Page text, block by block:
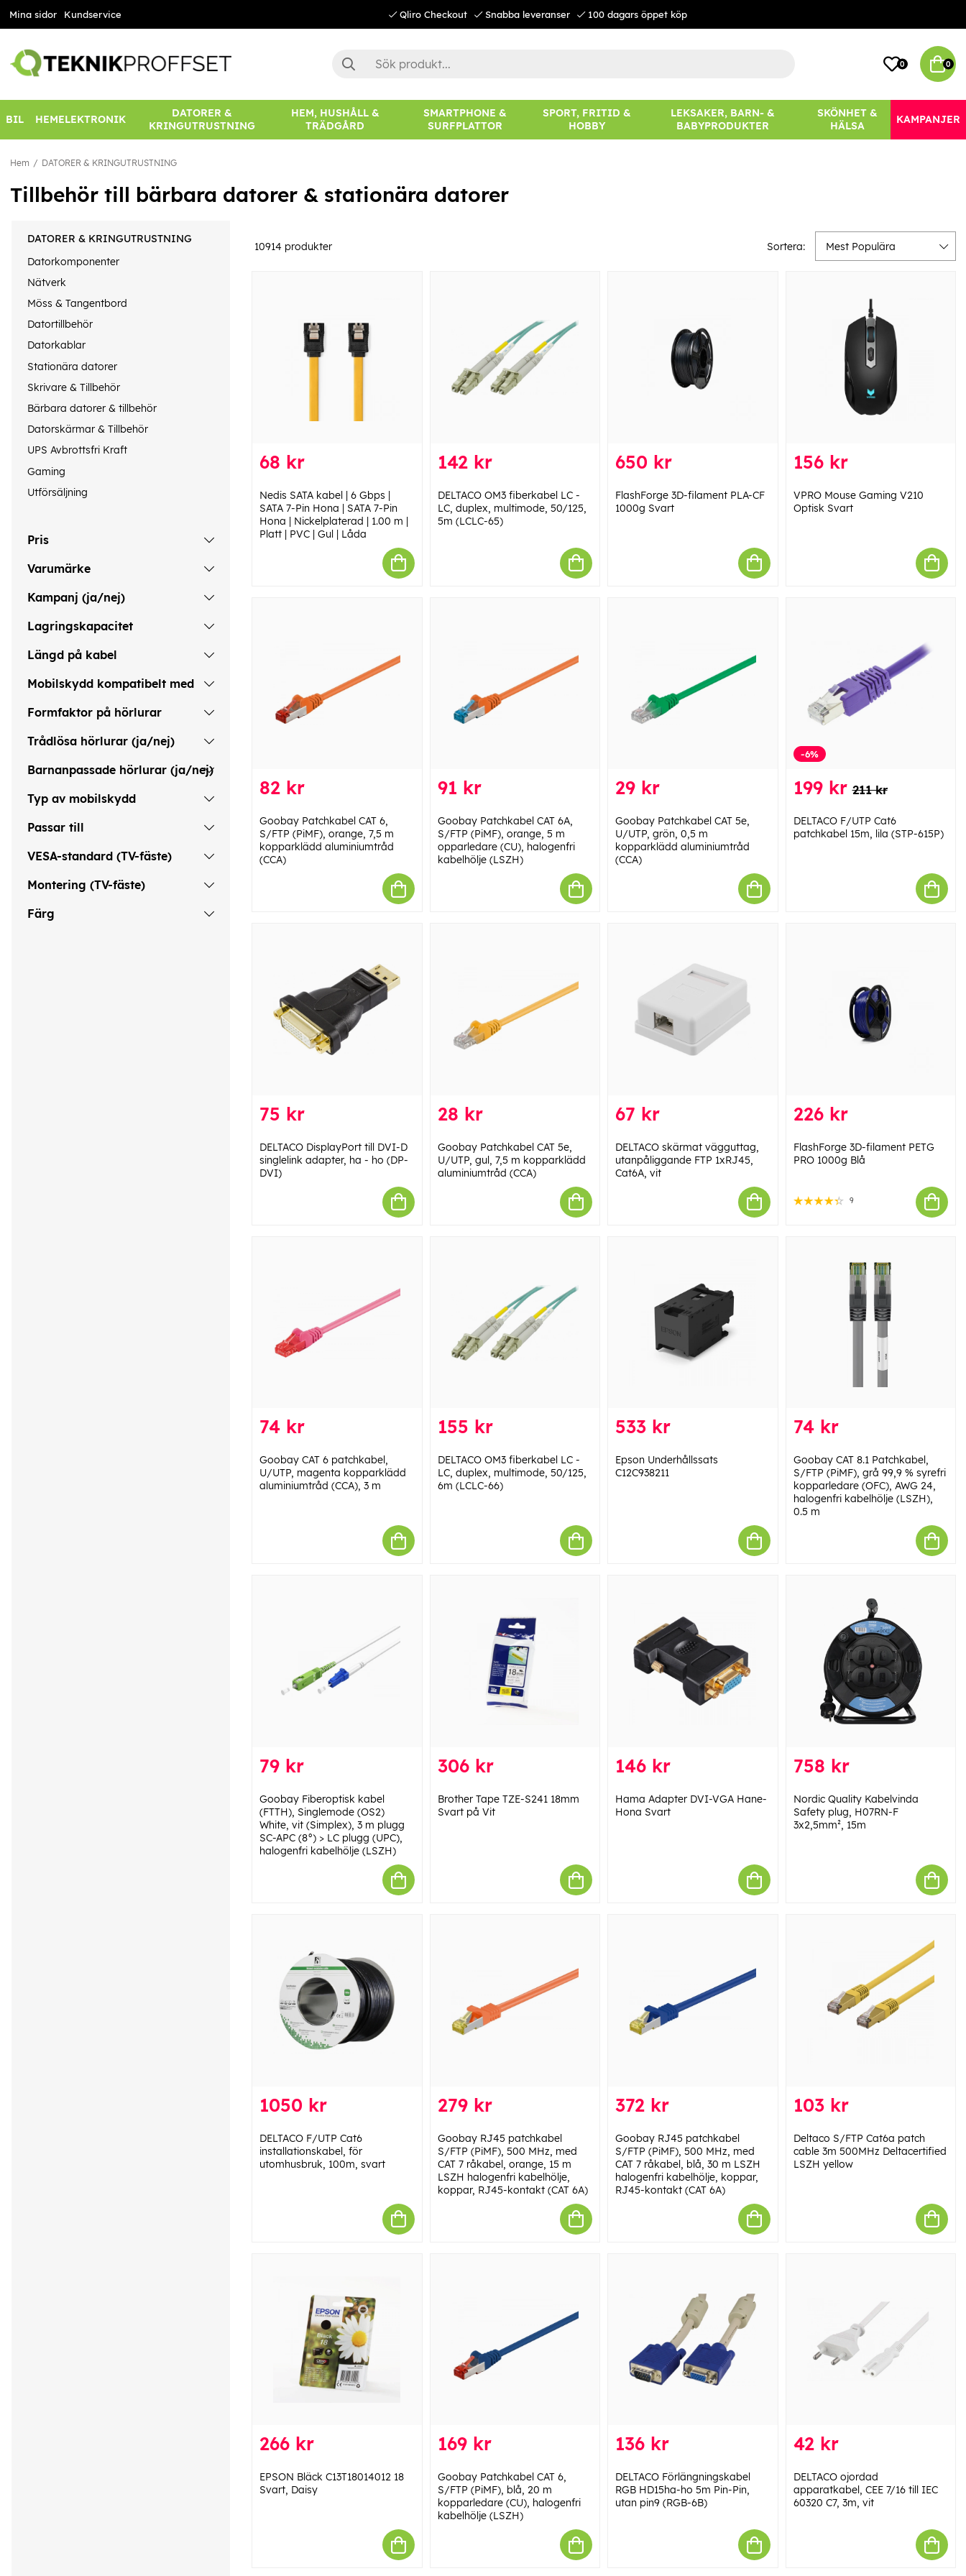
Mina sidor Kundservice Qliro Checkout Snabba leveranser 100 dagars öppet köp
0 0
BIL HEMELEKTRONIK
DATORER &
KRINGUTRUSTNING
HEM, HUSHÅLL &
TRÄDGÅRD
SMARTPHONE &
SURFPLATTOR
SPORT, FRITID &
HOBBY
LEKSAKER, BARN- &
BABYPRODUKTER
SKÖNHET &
HÄLSA
KAMPANJER
Hem DATORER & KRINGUTRUSTNING
Tillbehör till bärbara datorer & stationära datorer
DATORER & KRINGUTRUSTNING
Datorkomponenter
Nätverk
Möss & Tangentbord
Datortillbehör
Datorkablar
Stationära datorer
Skrivare & Tillbehör
Bärbara datorer & tillbehör
Datorskärmar & Tillbehör
UPS Avbrottsfri Kraft
Gaming
Utförsäljning
Pris
Varumärke
Kampanj (ja/nej)
Lagringskapacitet
Längd på kabel
Mobilskydd kompatibelt med
Formfaktor på hörlurar
Trådlösa hörlurar (ja/nej)
Barnanpassade hörlurar (ja/nej)
Typ av mobilskydd
Passar till
VESA-standard (TV-fäste)
Montering (TV-fäste)
Färg
10914 produkter Sortera: Mest Populära
68 kr
Nedis SATA kabel | 6 Gbps |
SATA 7-Pin Hona | SATA 7-Pin
Hona | Nickelplaterad | 1.00 m |
Platt | PVC | Gul | Låda
142 kr
DELTACO OM3 fiberkabel LC -
LC, duplex, multimode, 50/125,
5m (LCLC-65)
650 kr
FlashForge 3D-filament PLA-CF
1000g Svart
156 kr
VPRO Mouse Gaming V210
Optisk Svart
82 kr
Goobay Patchkabel CAT 6,
S/FTP (PiMF), orange, 7,5 m
kopparklädd aluminiumtråd
(CCA)
91 kr
Goobay Patchkabel CAT 6A,
S/FTP (PiMF), orange, 5 m
opparledare (CU), halogenfri
kabelhölje (LSZH)
29 kr
Goobay Patchkabel CAT 5e,
U/UTP, grön, 0,5 m
kopparklädd aluminiumtråd
(CCA)
-6%
199 kr 211 kr
DELTACO F/UTP Cat6
patchkabel 15m, lila (STP-615P)
75 kr
DELTACO DisplayPort till DVI-D
singlelink adapter, ha - ho (DP-
DVI)
28 kr
Goobay Patchkabel CAT 5e,
U/UTP, gul, 7,5 m kopparklädd
aluminiumtråd (CCA)
67 kr
DELTACO skärmat vägguttag,
utanpåliggande FTP 1xRJ45,
Cat6A, vit
226 kr
FlashForge 3D-filament PETG
PRO 1000g Blå
9
74 kr
Goobay CAT 6 patchkabel,
U/UTP, magenta kopparklädd
aluminiumtråd (CCA), 3 m
155 kr
DELTACO OM3 fiberkabel LC -
LC, duplex, multimode, 50/125,
6m (LCLC-66)
533 kr
Epson Underhållssats
C12C938211
74 kr
Goobay CAT 8.1 Patchkabel,
S/FTP (PiMF), grå 99,9 % syrefri
kopparledare (OFC), AWG 24,
halogenfri kabelhölje (LSZH),
0.5 m
79 kr
Goobay Fiberoptisk kabel
(FTTH), Singlemode (OS2)
White, vit (Simplex), 3 m plugg
SC-APC (8°) > LC plugg (UPC),
halogenfri kabelhölje (LSZH)
306 kr
Brother Tape TZE-S241 18mm
Svart på Vit
146 kr
Hama Adapter DVI-VGA Hane-
Hona Svart
758 kr
Nordic Quality Kabelvinda
Safety plug, H07RN-F
3x2,5mm², 15m
1050 kr
DELTACO F/UTP Cat6
installationskabel, för
utomhusbruk, 100m, svart
279 kr
Goobay RJ45 patchkabel
S/FTP (PiMF), 500 MHz, med
CAT 7 råkabel, orange, 15 m
LSZH halogenfri kabelhölje,
koppar, RJ45-kontakt (CAT 6A)
372 kr
Goobay RJ45 patchkabel
S/FTP (PiMF), 500 MHz, med
CAT 7 råkabel, blå, 30 m LSZH
halogenfri kabelhölje, koppar,
RJ45-kontakt (CAT 6A)
103 kr
Deltaco S/FTP Cat6a patch
cable 3m 500MHz Deltacertified
LSZH yellow
266 kr
EPSON Bläck C13T18014012 18
Svart, Daisy
169 kr
Goobay Patchkabel CAT 6,
S/FTP (PiMF), blå, 20 m
kopparledare (CU), halogenfri
kabelhölje (LSZH)
136 kr
DELTACO Förlängningskabel
RGB HD15ha-ho 5m Pin-Pin,
utan pin9 (RGB-6B)
42 kr
DELTACO ojordad
apparatkabel, CEE 7/16 till IEC
60320 C7, 3m, vit